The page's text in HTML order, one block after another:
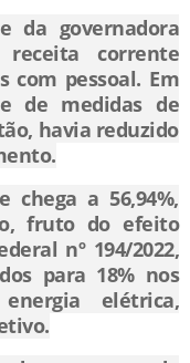
da governadora
receita corrente
com pessoal. Em
de medidas de
havia reduzido
chega a 56,94%,
fruto do efeito
nº 194/2022,
para 18% nos
elétrica,